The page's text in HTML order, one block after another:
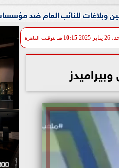
العام ضد مؤسسات تستغل المتدربين
يناير 2025 10:15 مـ بتوقيت القاهرة